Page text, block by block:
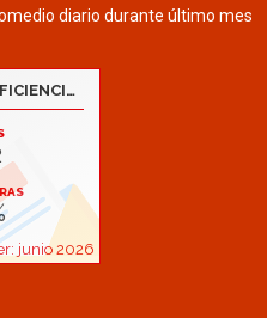
diario durante último mes